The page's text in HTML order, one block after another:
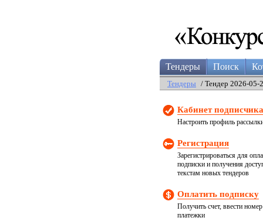
Тендеры Поиск
Тендеры / Тендер 2026-05-
Кабинет подписчика
Настроить профиль
Регистрация
Зарегистрироваться для
подписки и получения
текстам новых тендеров
Оплатить подписку
Получить счет, ввести номер
платежки